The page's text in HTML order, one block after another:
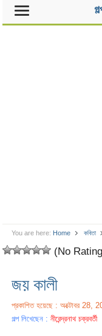
You are here: Home কবিতা
(No
জয় কালী
প্রকাশিত হয়েছে : অক্টোবর 28,
গল্প লিখেছেন :নীরেন্দ্রনাথ চক্রবর্তী